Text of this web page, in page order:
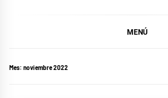
MENÚ
Mes: noviembre 2022